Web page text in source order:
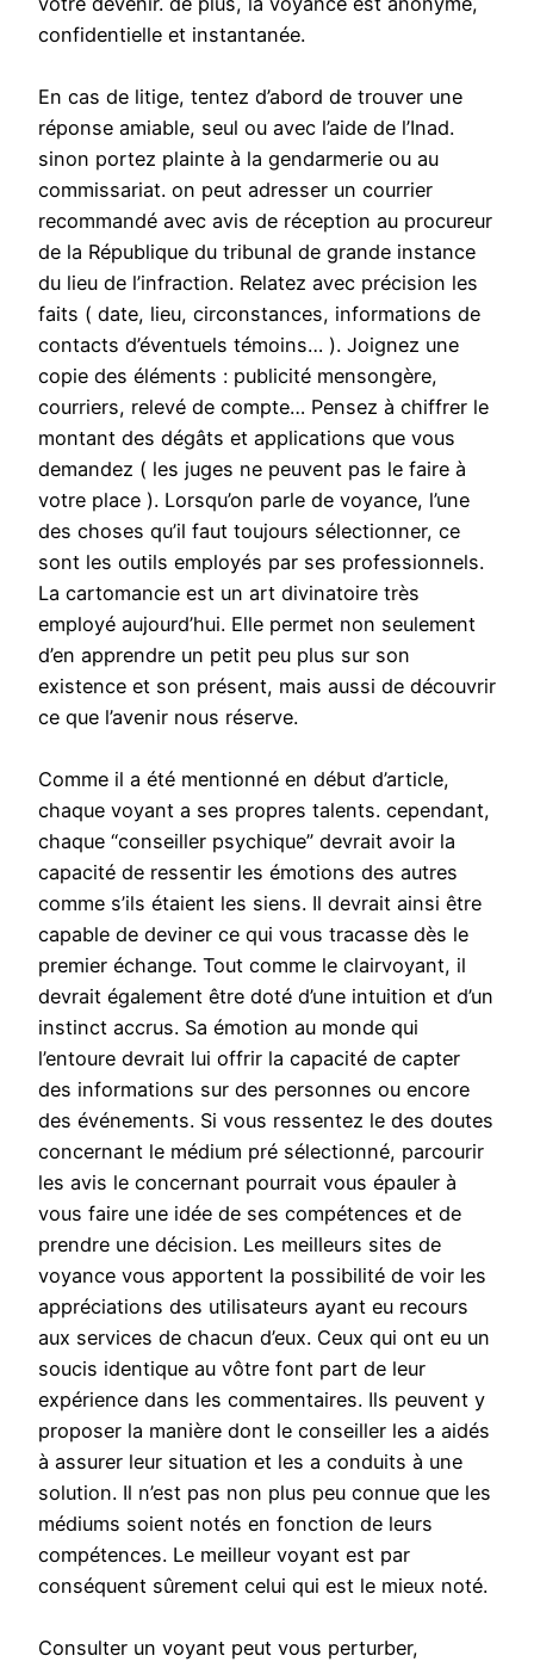
confidentielle et instantanée.
En cas de litige, tentez d’abord de trouver une
réponse amiable, seul ou avec l’aide de l’Inad.
sinon portez plainte à la gendarmerie ou au
commissariat. on peut adresser un courrier
recommandé avec avis de réception au procureur
de la République du tribunal de grande instance
du lieu de l’infraction. Relatez avec précision les
faits ( date, lieu, circonstances, informations de
contacts d’éventuels témoins… ). Joignez une
copie des éléments : publicité mensongère,
courriers, relevé de compte… Pensez à chiffrer le
montant des dégâts et applications que vous
demandez ( les juges ne peuvent pas le faire à
votre place ). Lorsqu’on parle de voyance, l’une
des choses qu’il faut toujours sélectionner, ce
sont les outils employés par ses professionnels.
La cartomancie est un art divinatoire très
employé aujourd’hui. Elle permet non seulement
d’en apprendre un petit peu plus sur son
existence et son présent, mais aussi de découvrir
ce que l’avenir nous réserve.
Comme il a été mentionné en début d’article,
chaque voyant a ses propres talents. cependant,
chaque “conseiller psychique” devrait avoir la
capacité de ressentir les émotions des autres
comme s’ils étaient les siens. Il devrait ainsi être
capable de deviner ce qui vous tracasse dès le
premier échange. Tout comme le clairvoyant, il
devrait également être doté d’une intuition et d’un
instinct accrus. Sa émotion au monde qui
l’entoure devrait lui offrir la capacité de capter
des informations sur des personnes ou encore
des événements. Si vous ressentez le des doutes
concernant le médium pré sélectionné, parcourir
les avis le concernant pourrait vous épauler à
vous faire une idée de ses compétences et de
prendre une décision. Les meilleurs sites de
voyance vous apportent la possibilité de voir les
appréciations des utilisateurs ayant eu recours
aux services de chacun d’eux. Ceux qui ont eu un
soucis identique au vôtre font part de leur
expérience dans les commentaires. Ils peuvent y
proposer la manière dont le conseiller les a aidés
à assurer leur situation et les a conduits à une
solution. Il n’est pas non plus peu connue que les
médiums soient notés en fonction de leurs
compétences. Le meilleur voyant est par
conséquent sûrement celui qui est le mieux noté.
Consulter un voyant peut vous perturber,